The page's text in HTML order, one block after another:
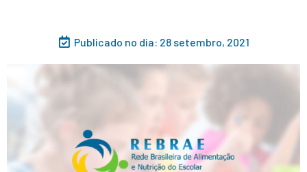
Publicado no dia: 28 setembro, 2021